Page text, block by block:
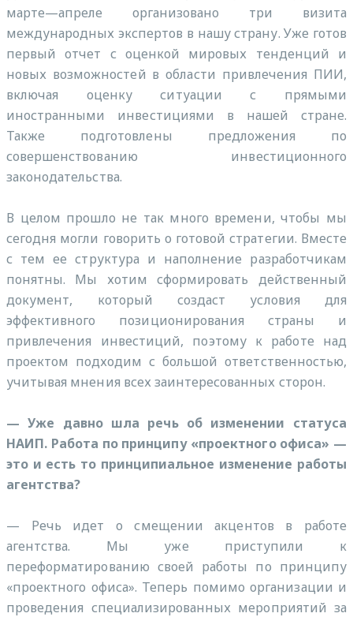
марте—апреле организовано три визита
международных экспертов в нашу страну. Уже готов
первый отчет с оценкой мировых тенденций и
новых возможностей в области привлечения ПИИ,
включая оценку ситуации с прямыми
иностранными инвестициями в нашей стране.
Также подготовлены предложения по
совершенствованию инвестиционного
законодательства.
В целом прошло не так много времени, чтобы мы
сегодня могли говорить о готовой стратегии. Вместе
с тем ее структура и наполнение разработчикам
понятны. Мы хотим сформировать действенный
документ, который создаст условия для
эффективного позиционирования страны и
привлечения инвестиций, поэтому к работе над
проектом подходим с большой ответственностью,
учитывая мнения всех заинтересованных сторон.
— Уже давно шла речь об изменении статуса
НАИП. Работа по принципу «проектного офиса» —
это и есть то принципиальное изменение работы
агентства?
— Речь идет о смещении акцентов в работе
агентства. Мы уже приступили к
переформатированию своей работы по принципу
«проектного офиса». Теперь помимо организации и
проведения специализированных мероприятий за